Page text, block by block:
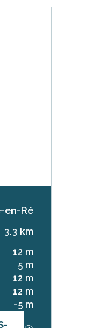
en-Ré
3.3 km
12 m
5 m
12 m
12 m
-5 m